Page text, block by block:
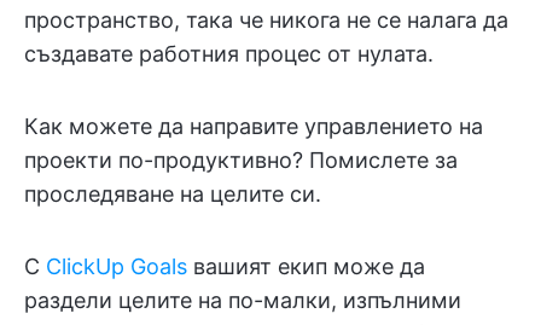
пространство, така че никога не се налага да
създавате работния процес от нулата.
Как можете да направите управлението на
проекти по-продуктивно? Помислете за
проследяване на целите си.
С ClickUp Goals вашият екип може да
раздели целите на по-малки, изпълними